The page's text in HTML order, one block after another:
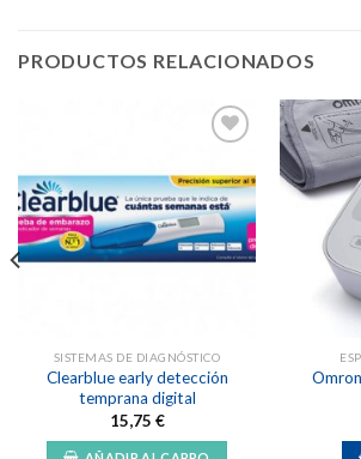
PRODUCTOS RELACIONADOS
Añadir
a la
lista de
deseos
SISTEMAS DE DIAGNÓSTICO
Clearblue early detección
temprana digital
15,75 €